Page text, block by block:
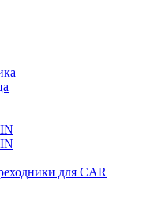
для CAR